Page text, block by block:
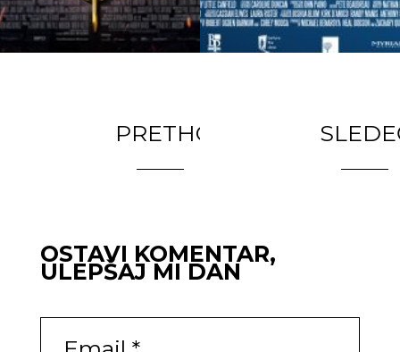
PRETHODNI
Tri
OSTAVI KOMENTAR,
ULEPŠAJ MI DAN